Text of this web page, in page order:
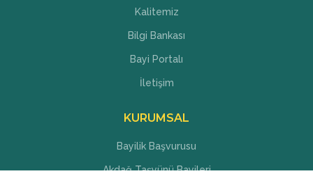
Kalitemiz
Bilgi Bankası
Bayi Portalı
İletişim
KURUMSAL
Bayilik Başvurusu
Akdağ Taşyünü Bayileri